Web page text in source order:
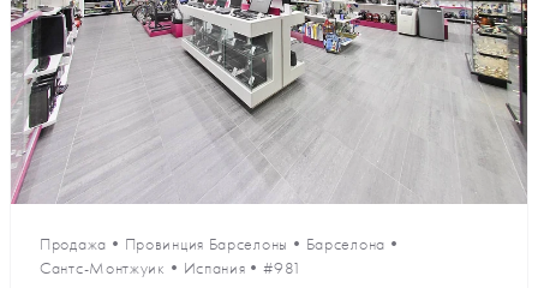
Продажа • Провинция Барселоны • Барселона •
Сантс-Монтжуик • Испания •#981